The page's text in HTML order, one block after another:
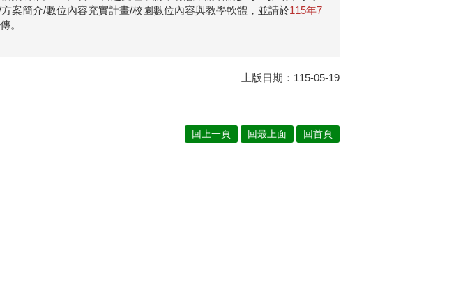
案簡介/數位內容充實計畫/校園數位內容與教學軟體，並請於115年7
。
上版日期：115-05-19
回上一頁 回最上面 回首頁